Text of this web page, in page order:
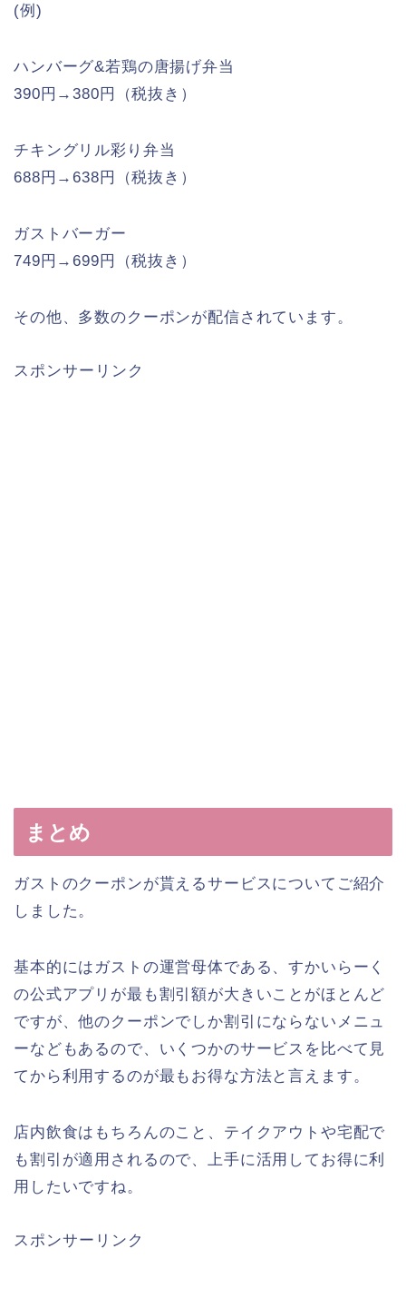
(例)
ハンバーグ&若鶏の唐揚げ弁当
390円→380円（税抜き）
チキングリル彩り弁当
688円→638円（税抜き）
ガストバーガー
749円→699円（税抜き）
その他、多数のクーポンが配信されています。
スポンサーリンク
まとめ
ガストのクーポンが貰えるサービスについてご紹介
しました。
基本的にはガストの運営母体である、すかいらーく
の公式アプリが最も割引額が大きいことがほとんど
ですが、他のクーポンでしか割引にならないメニュ
ーなどもあるので、いくつかのサービスを比べて見
てから利用するのが最もお得な方法と言えます。
店内飲食はもちろんのこと、テイクアウトや宅配で
も割引が適用されるので、上手に活用してお得に利
用したいですね。
スポンサーリンク